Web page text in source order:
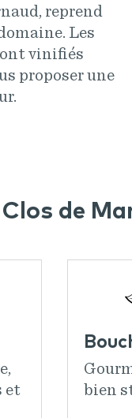
reprend
Les
vinifiés
proposer une
de
et
bien